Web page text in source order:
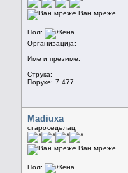
Ван мреже
Пол:
Организација:
Име и презиме:
Струка:
Поруке: 7.477
Madiuxa
староседелац
Ван мреже
Пол: